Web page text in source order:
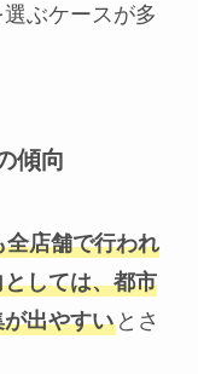
ぶケースが多
傾向
店舗で行われ
しては、都市
出やすいとさ